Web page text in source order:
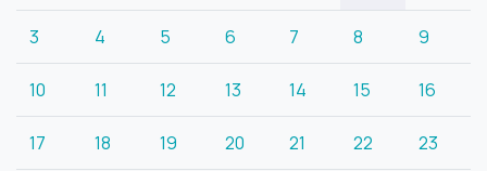
3 4 5 6 7 8 9
10 11 12 13 14 15 16
17 18 19 20 21 22 23